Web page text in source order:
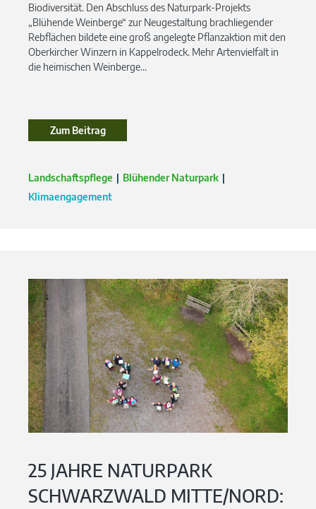
Biodiversität. Den Abschluss des Naturpark-Projekts
„Blühende Weinberge“ zur Neugestaltung brachliegender
Rebflächen bildete eine groß angelegte Pflanzaktion mit den
Oberkircher Winzern in Kappelrodeck. Mehr Artenvielfalt in
die heimischen Weinberge...
Zum BeitragZum Beitrag
Landschaftspflege
Blühender Naturpark
Klimaengagement
25 JAHRE NATURPARK
SCHWARZWALD MITTE/NORD: